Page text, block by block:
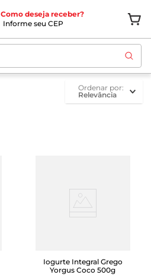
Como deseja receber?
Informe seu CEP
ordenar por
Relevância
Iogurte Integral Grego
Yorgus Coco 500g